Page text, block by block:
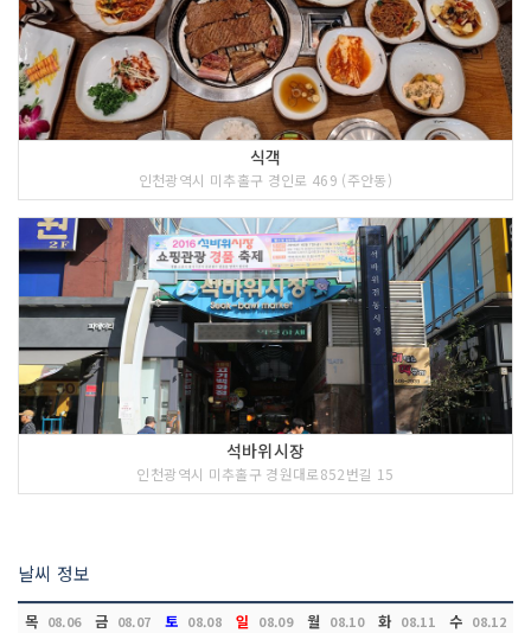
식객
인천광역시 미추홀구 경인로 469 (주안동)
석바위시장
인천광역시 미추홀구 경원대로852번길 15
날씨 정보
목 08.06 금 08.07 토 08.08 일 08.09 월 08.10 화 08.11 수 08.12